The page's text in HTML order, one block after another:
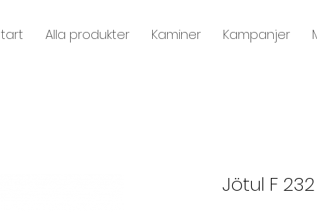
Alla produkter Kaminer Kampanjer
Jötul F 232